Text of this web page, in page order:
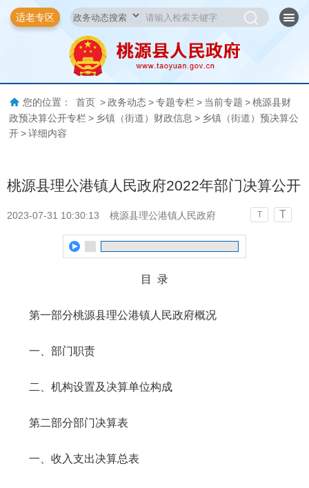
适老专区
您的位置： 首页 > 政务动态 > 专题专栏 > 当前专题 > 桃源县财
政预决算公开专栏 > 乡镇（街道）财政信息 > 乡镇（街道）预决算公
开 > 详细内容
桃源县理公港镇人民政府2022年部门决算公开
2023-07-31 10:30:13 桃源县理公港镇人民政府 T T
目 录
第一部分桃源县理公港镇人民政府概况
一、部门职责
二、机构设置及决算单位构成
第二部分部门决算表
一、收入支出决算总表